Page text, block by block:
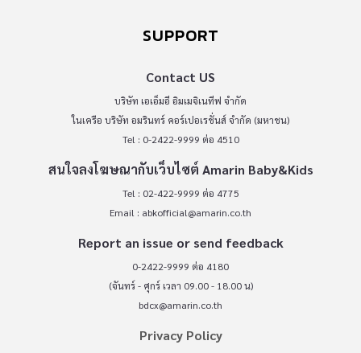
SUPPORT
Contact US
บริษัท เอเอ็มอี อิมเมจิเนทีฟ จำกัด
ในเครือ บริษัท อมรินทร์ คอร์เปอเรชั่นส์ จำกัด (มหาชน)
Tel : 0-2422-9999 ต่อ 4510
สนใจลงโฆษณากับเว็บไซต์ Amarin Baby&Kids
Tel : 02-422-9999 ต่อ 4775
Email : abkofficial@amarin.co.th
Report an issue or send feedback
0-2422-9999 ต่อ 4180
(จันทร์ - ศุกร์ เวลา 09.00 - 18.00 น)
bdcx@amarin.co.th
Privacy Policy